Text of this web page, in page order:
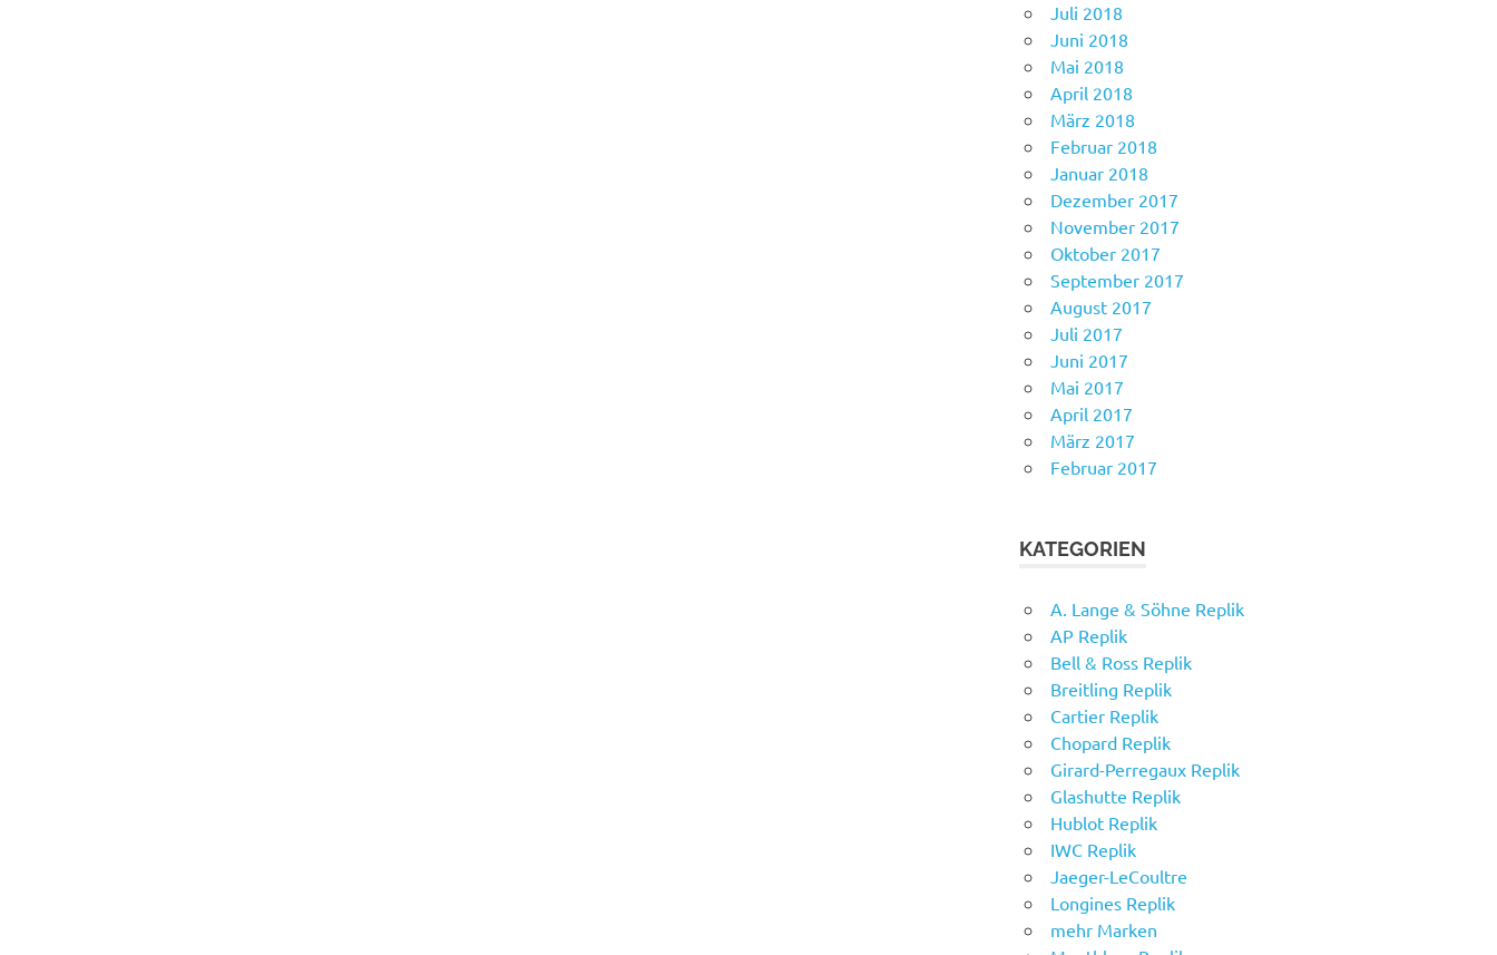
Juli 2018
Juni 2018
Mai 2018
April 2018
März 2018
Februar 2018
Januar 2018
Dezember 2017
November 2017
Oktober 2017
September 2017
August 2017
Juli 2017
Juni 2017
Mai 2017
April 2017
März 2017
Februar 2017
KATEGORIEN
A. Lange & Söhne Replik
AP Replik
Bell & Ross Replik
Breitling Replik
Cartier Replik
Chopard Replik
Girard-Perregaux Replik
Glashutte Replik
Hublot Replik
IWC Replik
Jaeger-LeCoultre
Longines Replik
mehr Marken